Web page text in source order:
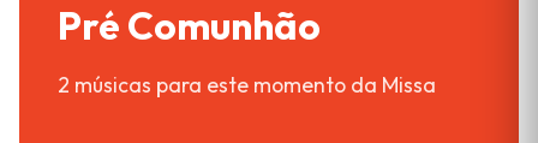
Pré Comunhão
2 músicas para este momento da Missa